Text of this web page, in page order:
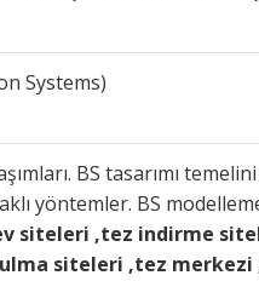
Systems)
BS tasarımı
yöntemler. BS
siteleri ,tez indirme
siteleri ,tez merkezi